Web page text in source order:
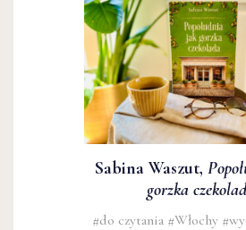
Sabina Waszut,
gorzka
#do czytania #Włochy